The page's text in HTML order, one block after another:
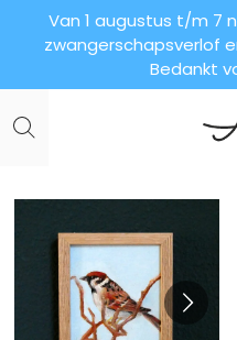
direct
de
hoofdinhoud
Van 1 augustus t/m 7
zwangerschapsverlof
Bedankt